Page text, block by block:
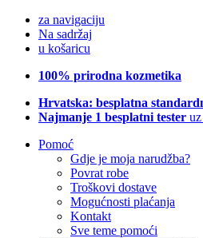
za navigaciju
Na sadržaj
u košaricu
100% prirodna kozmetika
Hrvatska: besplatna
Najmanje 1 besplatni tester
Pomoć
Gdje je moja narudžba?
Povrat robe
Troškovi dostave
Mogućnosti plaćanja
Kontakt
Sve teme pomoći